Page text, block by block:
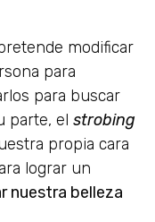
modificar
para
para buscar
parte, el strobing
propia cara
lograr un
nuestra belleza